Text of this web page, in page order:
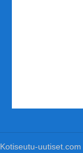
Kotiseutu-uutiset.com